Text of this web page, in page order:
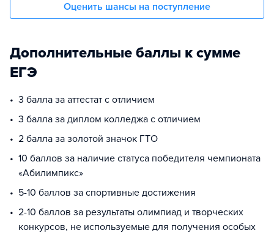
Оценить шансы на поступление
Дополнительные баллы к сумме
ЕГЭ
3 балла за аттестат с отличием
3 балла за диплом колледжа с отличием
2 балла за золотой значок ГТО
10 баллов за наличие статуса победителя чемпионата
«Абилимпикс»
5-10 баллов за спортивные достижения
2-10 баллов за результаты олимпиад и творческих
конкурсов, не используемые для получения особых